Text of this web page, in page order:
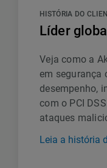
HISTÓRIA DO
Líder
Veja como a
em segurança
desempenho,
com o PCI
ataques
Leia a história